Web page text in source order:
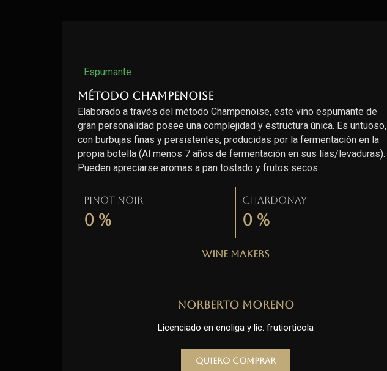
Espumante
Método Champenoise
Elaborado a través del método Champenoise, este vino espumante de
gran personalidad posee una complejidad y estructura única. Es untuoso,
con burbujas finas y persistentes, producidas por la fermentación en la
propia botella (Al menos 7 años de fermentación en sus lías/levaduras).
Pueden apreciarse aromas a pan tostado y frutos secos.
Pinot Noir
0 %
Chardonay
0 %
Wine Makers
Norberto Moreno
Licenciado en enoliga y lic. frutiorticola
Quiero comprar